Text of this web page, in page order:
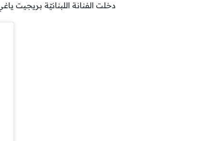
دخلت الفنانة اللبنانيّة بريجيت